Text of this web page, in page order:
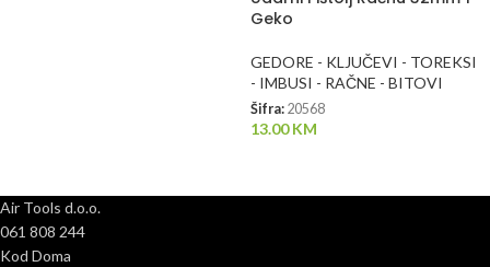
Geko
GEDORE - KLJUČEVI - TOREKSI
- IMBUSI - RAČNE - BITOVI
Šifra: 20568
13.00KM
Air Tools d.o.o.
061 808 244
Kod Doma